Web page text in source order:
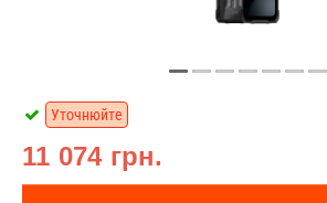
11 074 грн.
Уточнюйте